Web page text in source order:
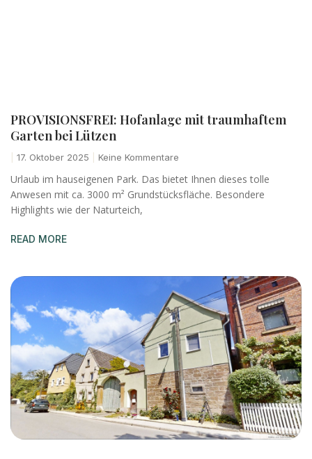
PROVISIONSFREI: Hofanlage mit traumhaftem
Garten bei Lützen
17. Oktober 2025 Keine Kommentare
Urlaub im hauseigenen Park. Das bietet Ihnen dieses tolle
Anwesen mit ca. 3000 m² Grundstücksfläche. Besondere
Highlights wie der Naturteich,
READ MORE